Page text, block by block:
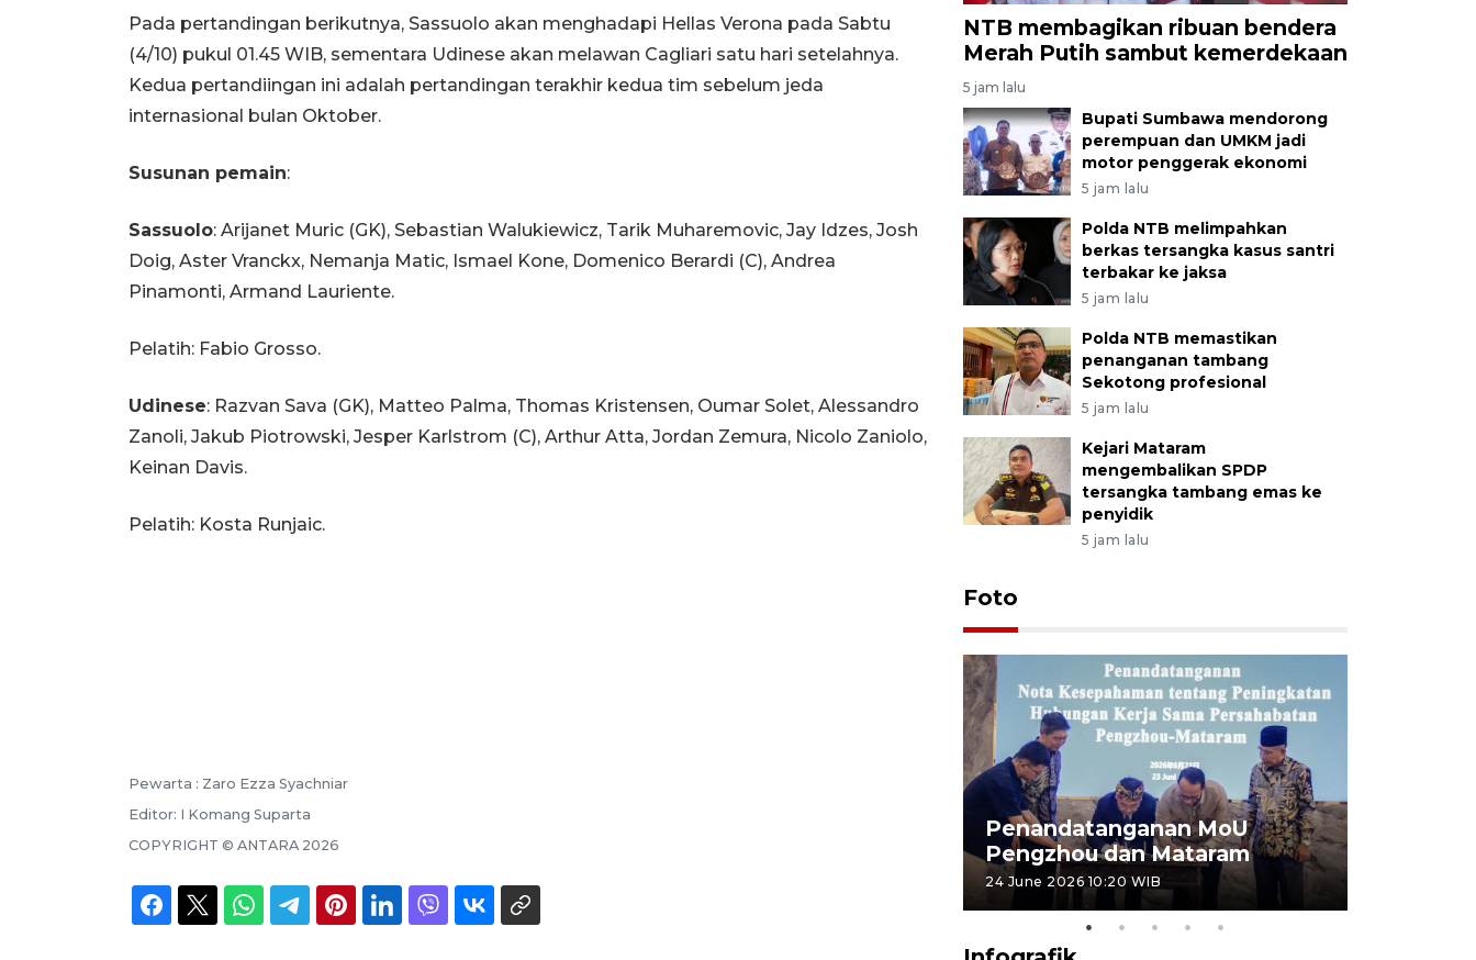
Pada pertandingan berikutnya, Sassuolo akan menghadapi Hellas Verona pada Sabtu
(4/10) pukul 01.45 WIB, sementara Udinese akan melawan Cagliari satu hari setelahnya.
Kedua pertandiingan ini adalah pertandingan terakhir kedua tim sebelum jeda
internasional bulan Oktober.
Susunan pemain:
Sassuolo: Arijanet Muric (GK), Sebastian Walukiewicz, Tarik Muharemovic, Jay Idzes, Josh
Doig, Aster Vranckx, Nemanja Matic, Ismael Kone, Domenico Berardi (C), Andrea
Pinamonti, Armand Lauriente.
Pelatih: Fabio Grosso.
Udinese: Razvan Sava (GK), Matteo Palma, Thomas Kristensen, Oumar Solet, Alessandro
Zanoli, Jakub Piotrowski, Jesper Karlstrom (C), Arthur Atta, Jordan Zemura, Nicolo Zaniolo,
Keinan Davis.
Pelatih: Kosta Runjaic.
Pewarta : Zaro Ezza Syachniar
Editor: I Komang Suparta
COPYRIGHT © ANTARA 2026
NTB membagikan ribuan bendera
Merah Putih sambut kemerdekaan
5 jam lalu
Bupati Sumbawa mendorong
perempuan dan UMKM jadi
motor penggerak ekonomi
5 jam lalu
Polda NTB melimpahkan
berkas tersangka kasus santri
terbakar ke jaksa
5 jam lalu
Polda NTB memastikan
penanganan tambang
Sekotong profesional
5 jam lalu
Kejari Mataram
mengembalikan SPDP
tersangka tambang emas ke
penyidik
5 jam lalu
Foto
Penandatanganan MoU
Pengzhou dan Mataram
24 June 2026 10:20 WIB